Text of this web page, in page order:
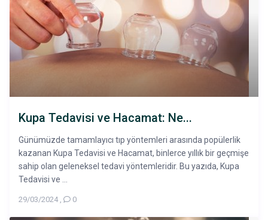
Kupa Tedavisi ve Hacamat: Ne...
Günümüzde tamamlayıcı tıp yöntemleri arasında popülerlik
kazanan Kupa Tedavisi ve Hacamat, binlerce yıllık bir geçmişe
sahip olan geleneksel tedavi yöntemleridir. Bu yazıda, Kupa
Tedavisi ve ...
29/03/2024, 0